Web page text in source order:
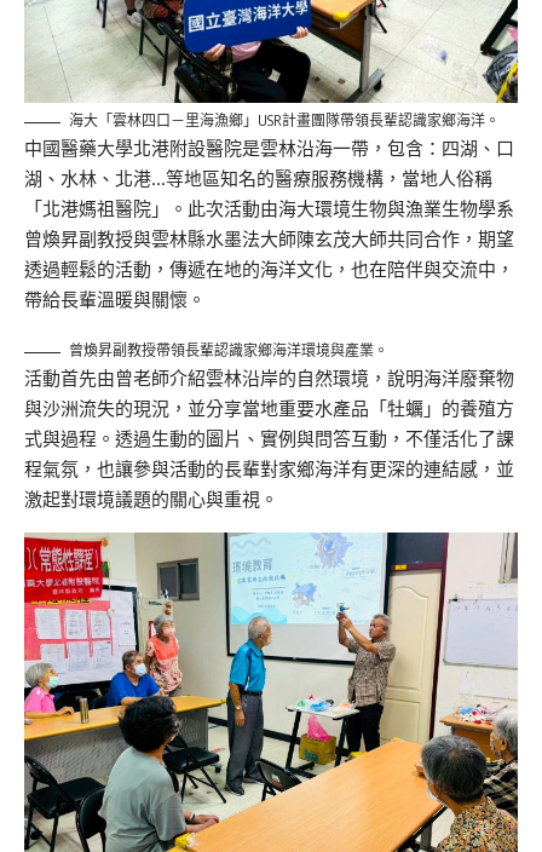
海大「雲林四口－里海漁鄉」USR計畫團隊帶領長輩認識家鄉海洋。
中國醫藥大學北港附設醫院是雲林沿海一帶，包含：四湖、口
湖、水林、北港…等地區知名的醫療服務機構，當地人俗稱
「北港媽祖醫院」。此次活動由海大環境生物與漁業生物學系
曾煥昇副教授與雲林縣水墨法大師陳玄茂大師共同合作，期望
透過輕鬆的活動，傳遞在地的海洋文化，也在陪伴與交流中，
帶給長輩溫暖與關懷。
曾煥昇副教授帶領長輩認識家鄉海洋環境與產業。
活動首先由曾老師介紹雲林沿岸的自然環境，說明海洋廢棄物
與沙洲流失的現況，並分享當地重要水產品「牡蠣」的養殖方
式與過程。透過生動的圖片、實例與問答互動，不僅活化了課
程氣氛，也讓參與活動的長輩對家鄉海洋有更深的連結感，並
激起對環境議題的關心與重視。